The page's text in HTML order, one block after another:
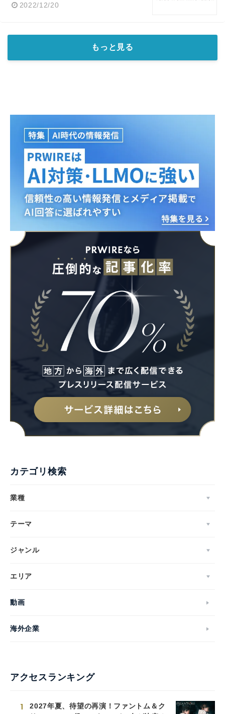
2022/12/20
もっと見る
カテゴリ検索
業種
テーマ
ジャンル
エリア
動画
海外企業
アクセスランキング
1
2027年夏、待望の再演！ファントム＆ク